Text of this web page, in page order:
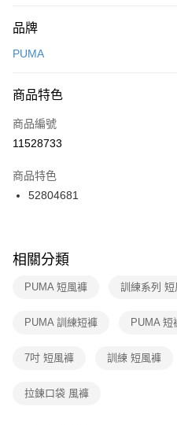
台灣樂天信用卡公司
【關於「AFTEE先享後付」】
便利好安心！
３．安心：先確認商品／服務後，再付
【「AFTEE先享後付」結帳流程】
１．於結帳方式選擇「AFTEE先享後
２．訂單成立數日內，您將收到繳費
３．收到繳費通知簡訊後14天內，點
ATM／網路銀行／等多元方式進行付
※ 交易是否成功請以「AFTEE先享後
是否繳費成功／繳費後需取消欲退款
客戶支援中心」https://
１．透過由恩沛科技股份有限公司提
權轉讓予恩沛科技股份有限公司。
３．未成年的使用者請事先徵得法定
運送方式
每筆NT$100，滿NT$1,500(含以
宅配
每筆NT$100，滿NT$1,500(含以
付款後門市自取
每筆NT$100，滿NT$1,500(含以
品牌
PUMA
商品特色
商品編號
11528733
商品特色
52804681
相關分類
PUMA 短風褲 訓練系列 短
PUMA 訓練短褲 PUMA 短
7吋 短風褲 訓練 短風褲
拉鍊口袋 風褲